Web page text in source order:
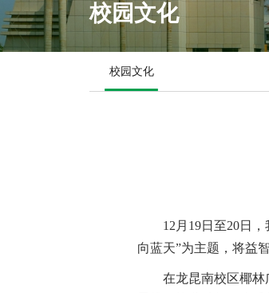
校园文化
校园文化
12月19日至20日
向蓝天”为主题，将益
在龙昆南校区椰